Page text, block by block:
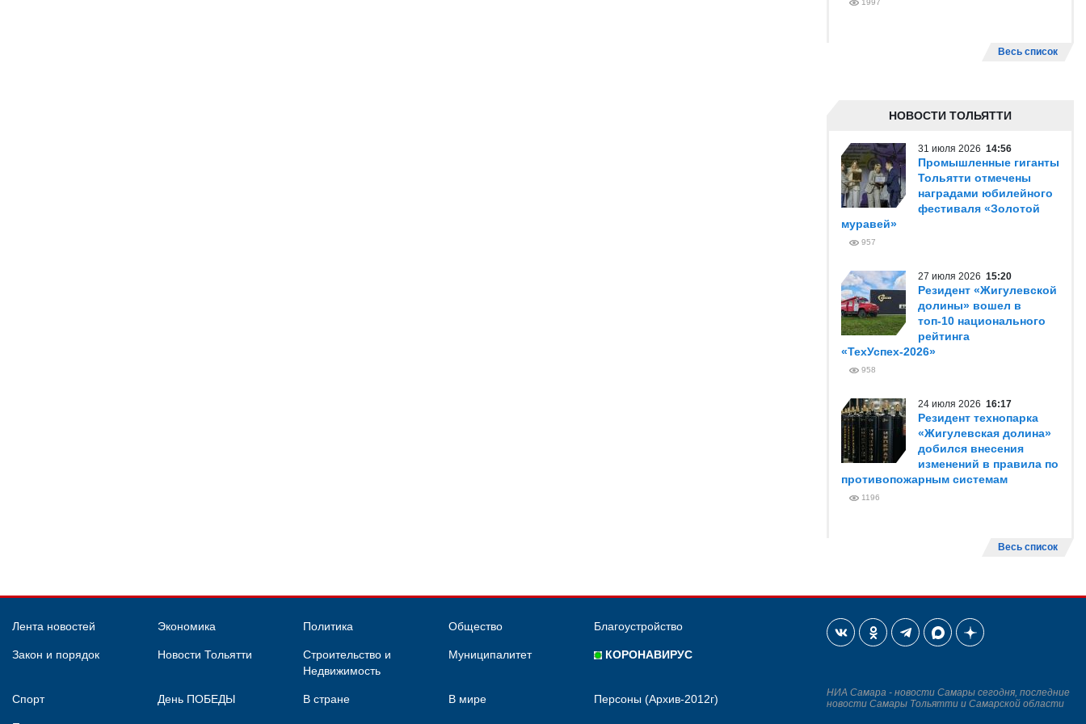
1997
Весь список
НОВОСТИ ТОЛЬЯТТИ
31 июля 2026 14:56
Промышленные гиганты
Тольятти отмечены
наградами юбилейного
фестиваля «Золотой
муравей»
957
27 июля 2026 15:20
Резидент «Жигулевской
долины» вошел в
топ-10 национального
рейтинга
«ТехУспех-2026»
958
24 июля 2026 16:17
Резидент технопарка
«Жигулевская долина»
добился внесения
изменений в правила по
противопожарным системам
1196
Весь список
Лента новостей Экономика Политика Общество Благоустройство
Закон и порядок Новости Тольятти
Строительство и
Недвижимость
Муниципалитет КОРОНАВИРУС
Спорт День ПОБЕДЫ В стране В мире Персоны (Архив-2012г)
НИА Самара - новости Самары сегодня, последние
новости Самары Тольятти и Самарской области